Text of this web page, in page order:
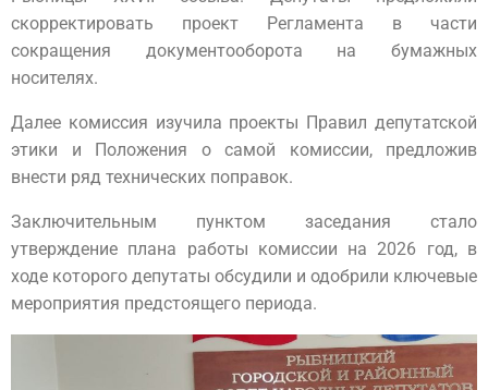
скорректировать проект Регламента в части
сокращения документооборота на бумажных
носителях.
Далее комиссия изучила проекты Правил депутатской
этики и Положения о самой комиссии, предложив
внести ряд технических поправок.
Заключительным пунктом заседания стало
утверждение плана работы комиссии на 2026 год, в
ходе которого депутаты обсудили и одобрили ключевые
мероприятия предстоящего периода.